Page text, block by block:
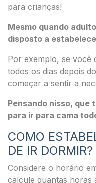
para crianças!
Mesmo quando
disposto a
Por exemplo, se você
todos os dias depois
começar a sentir a
Pensando nisso, que
para ir para cama
COMO
DE IR DORMIR?
Considere o horário
calcule quantas horas